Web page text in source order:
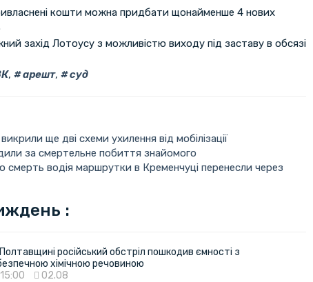
кошти можна придбати щонайменше 4 нових
захід Лотоусу з можливістю виходу під заставу в обсязі
, арешт, суд
ще дві схеми ухилення від мобілізації
за смертельне побиття знайомого
смерть водія маршрутки в Кременчуці перенесли через
:
російський обстріл пошкодив ємності з
хімічною речовиною
15:00
02.08